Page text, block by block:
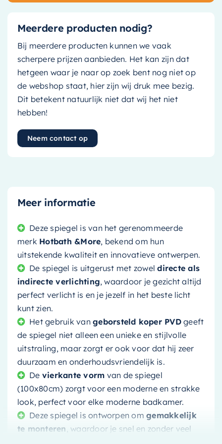
Meerdere producten nodig?
Bij meerdere producten kunnen we vaak
scherpere prijzen aanbieden. Het kan zijn dat
hetgeen waar je naar op zoek bent nog niet op
de webshop staat, hier zijn wij druk mee bezig.
Dit betekent natuurlijk niet dat wij het niet
hebben!
Neem contact op
Meer informatie
Deze spiegel is van het gerenommeerde
merk Hotbath &More, bekend om hun
uitstekende kwaliteit en innovatieve ontwerpen.
De spiegel is uitgerust met zoweldirecte als
indirecte verlichting, waardoor je gezicht altijd
perfect verlicht is en je jezelf in het beste licht
kunt zien.
Het gebruik vangeborsteld koper PVDgeeft
de spiegel niet alleen een unieke en stijlvolle
uitstraling, maar zorgt er ook voor dat hij zeer
duurzaam en onderhoudsvriendelijk is.
De vierkante vorm van de spiegel
(100x80cm) zorgt voor een moderne en strakke
look, perfect voor elke moderne badkamer.
Deze spiegel is ontworpen omgemakkelijk
te monteren , waardoor je snel en zonder veel